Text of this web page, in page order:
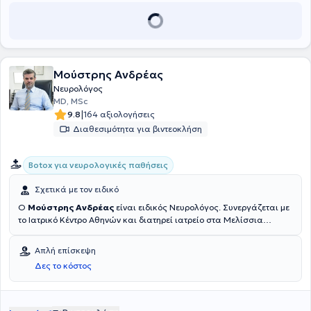
Μούστρης Ανδρέας
Νευρολόγος
MD, MSc
9.8|164 αξιολογήσεις
Διαθεσιμότητα για βιντεοκλήση
Botox για νευρολογικές παθήσεις
Σχετικά με τον ειδικό
Ο Μούστρης Ανδρέας είναι ειδικός Νευρολόγος. Συνεργάζεται με
το Ιατρικό Κέντρο Αθηνών και διατηρεί ιατρείο στα Μελίσσια
Σχολή του Εθνικού και Καποδιστριακού Πανεπιστημίου Αθηνών και
μετεκπαιδεύτηκε στο University College London (UCL),
αποφοιτώντας από το μεταπτυχιακό πρόγραμμα Master of Science
in Clinical Neurology με άριστα. Εξειδικεύτηκε στο σύνολο των
Neurosurgery (Queen Square, London), διεθνές κέντρο αναφοράς
Απλή επίσκεψη
Δες το κόστος